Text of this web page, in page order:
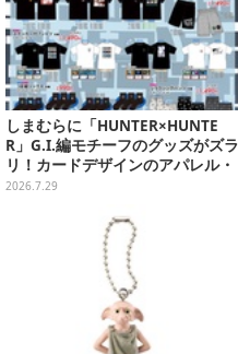
しまむらに「HUNTER×HUNTE
R」G.I.編モチーフのグッズがズラ
リ！カードデザインのアパレル・
雑貨、ゴレイヌの「オレが3人分
2026.7.29